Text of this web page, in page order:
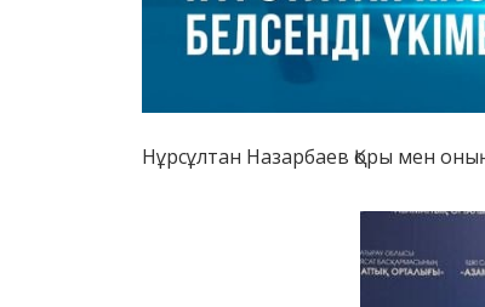
Нұрсұлтан Назарбаев Қоры мен